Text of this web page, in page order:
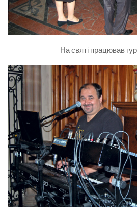
На святі працював